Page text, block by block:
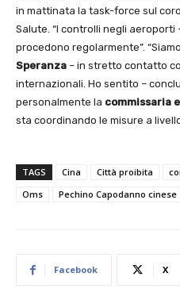
in mattinata la task-force sul
Salute. “I controlli negli aeroporti
procedono regolarmente”.
Speranza – in stretto contatto
internazionali. Ho sentito –
personalmente la commissaria
sta coordinando le misure a
TAGS Cina Città proibita
Oms
Pechino Capodanno cinese
Facebook X